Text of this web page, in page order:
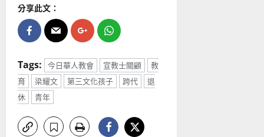
分享此文：
Tags: 今日華人教會 宣教士關顧
教
育
梁耀文 第三文化孩子 跨代
退
休
青年